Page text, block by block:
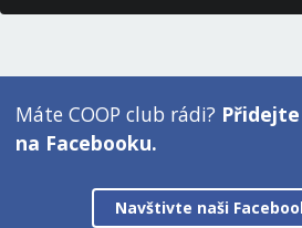
Máte COOP club rádi?
na Facebooku.
Navštivte naši